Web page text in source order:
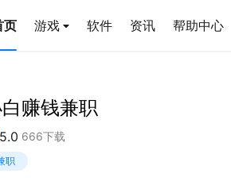
页 游戏 软件 资讯 帮助中心
赚钱兼职
5.0 666下载
职